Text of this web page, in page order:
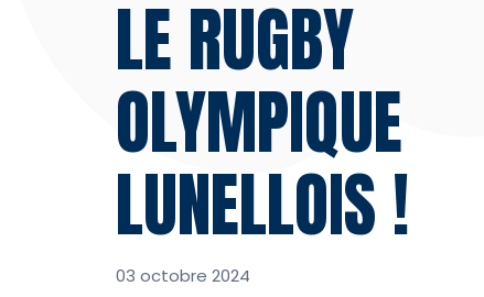
LE RUGBY
OLYMPIQUE
LUNELLOIS !
03 octobre 2024